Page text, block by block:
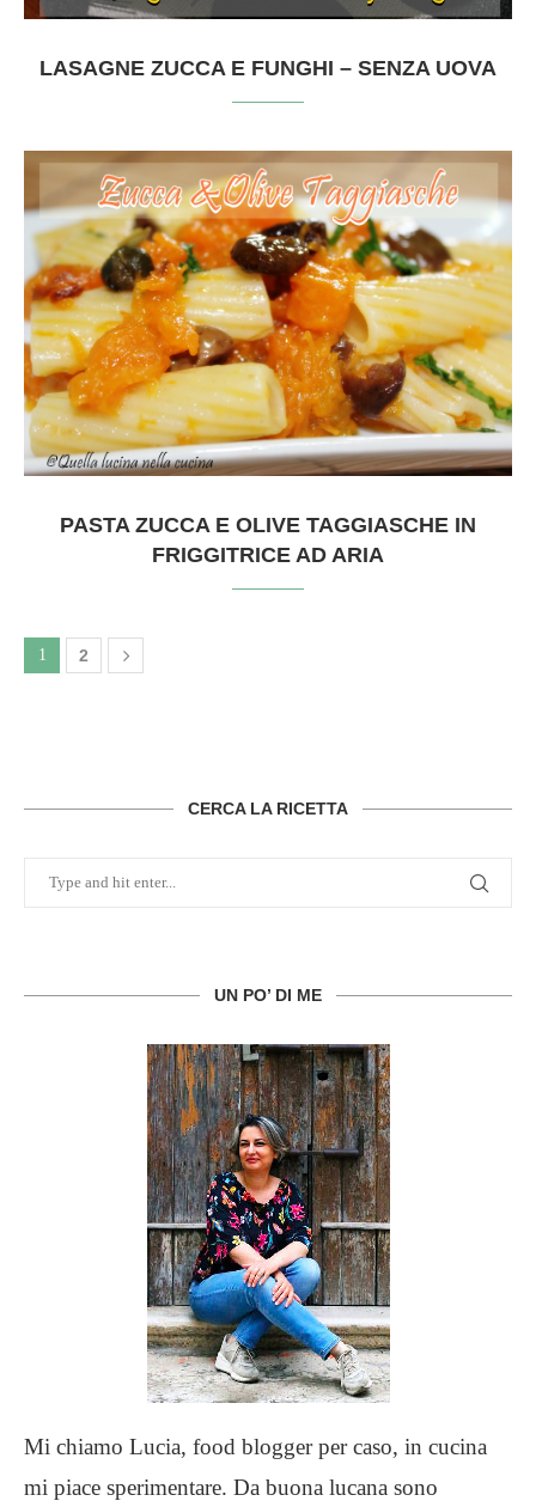
LASAGNE ZUCCA E FUNGHI – SENZA UOVA
PASTA ZUCCA E OLIVE TAGGIASCHE IN
FRIGGITRICE AD ARIA
1 2
CERCA LA RICETTA
UN PO’ DI ME
Mi chiamo Lucia, food blogger per caso, in cucina
mi piace sperimentare. Da buona lucana sono